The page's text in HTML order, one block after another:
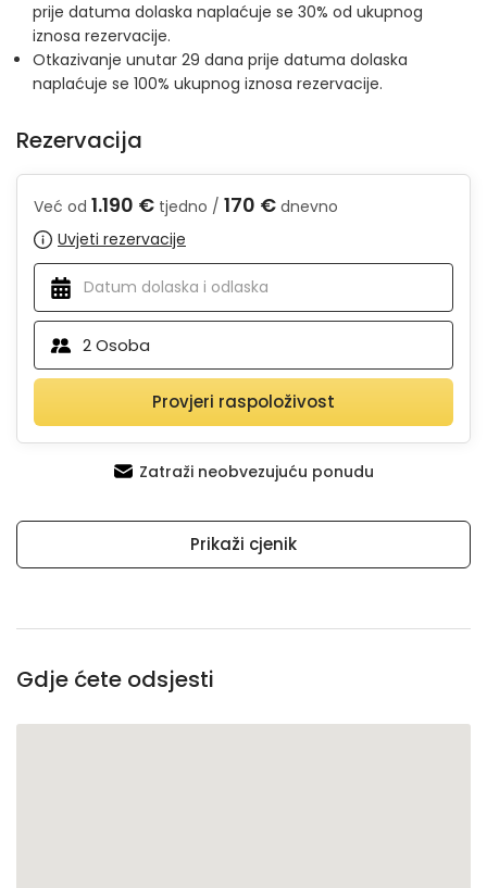
prije datuma dolaska naplaćuje se 30% od ukupnog
iznosa rezervacije.
Otkazivanje unutar 29 dana prije datuma dolaska
naplaćuje se 100% ukupnog iznosa rezervacije.
Rezervacija
Već od 1.190 € tjedno / 170 € dnevno
Uvjeti rezervacije
2Osoba
Provjeri raspoloživost
Zatraži neobvezujuću ponudu
Prikaži cjenik
Gdje ćete odsjesti